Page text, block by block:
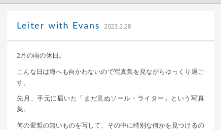
Leiter with Evans 2023.2.28込山 敏郎
2月の雨の休日。
こんな日は海へも向かわないので写真集を見ながらゆっくり過ご
す。
先月、手元に届いた「まだ見ぬソール・ライター」という写真
集。
何の変哲の無いものを写して、その中に特別な何かを見つけるの